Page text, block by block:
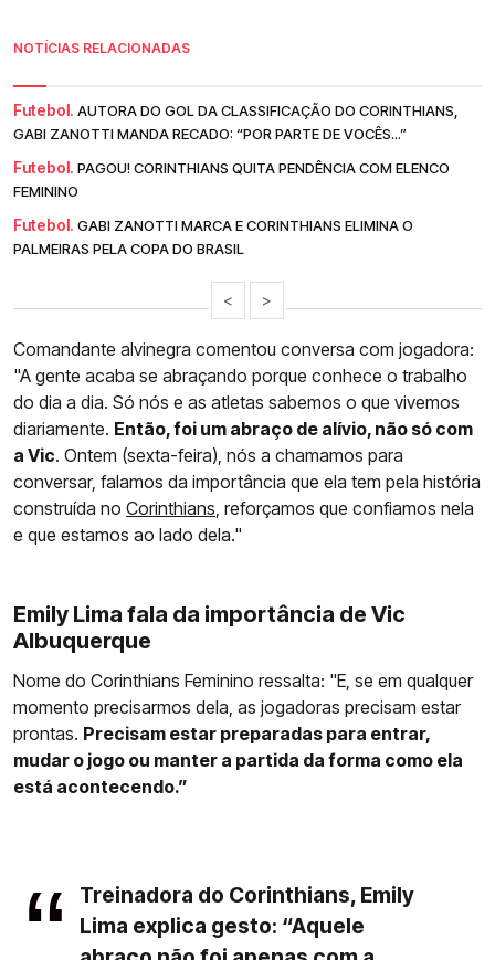
NOTÍCIAS RELACIONADAS
Futebol. AUTORA DO GOL DA CLASSIFICAÇÃO DO CORINTHIANS,
GABI ZANOTTI MANDA RECADO: “POR PARTE DE VOCÊS...”
Futebol. PAGOU! CORINTHIANS QUITA PENDÊNCIA COM ELENCO
FEMININO
Futebol. GABI ZANOTTI MARCA E CORINTHIANS ELIMINA O
PALMEIRAS PELA COPA DO BRASIL
< >
Comandante alvinegra comentou conversa com jogadora:
"A gente acaba se abraçando porque conhece o trabalho
do dia a dia. Só nós e as atletas sabemos o que vivemos
diariamente. Então, foi um abraço de alívio, não só com
a Vic. Ontem (sexta-feira), nós a chamamos para
conversar, falamos da importância que ela tem pela história
construída no Corinthians, reforçamos que confiamos nela
e que estamos ao lado dela."
Emily Lima fala da importância de Vic
Albuquerque
Nome do Corinthians Feminino ressalta: "E, se em qualquer
momento precisarmos dela, as jogadoras precisam estar
prontas. Precisam estar preparadas para entrar,
mudar o jogo ou manter a partida da forma como ela
está acontecendo.”
Treinadora do Corinthians, Emily
Lima explica gesto: “Aquele